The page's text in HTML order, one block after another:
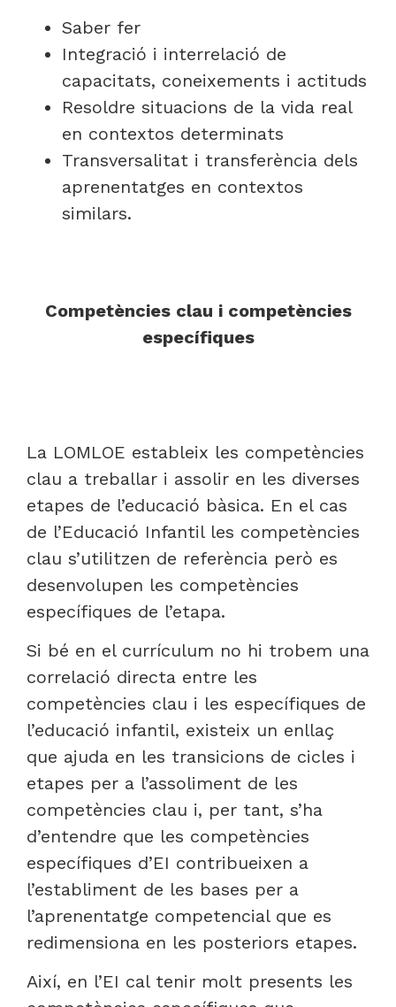
Saber fer
Integració i interrelació de
capacitats, coneixements i actituds
Resoldre situacions de la vida real
en contextos determinats
Transversalitat i transferència dels
aprenentatges en contextos
similars.
Competències clau i competències
específiques
La LOMLOE estableix les competències
clau a treballar i assolir en les diverses
etapes de l’educació bàsica. En el cas
de l’Educació Infantil les competències
clau s’utilitzen de referència però es
desenvolupen les competències
específiques de l’etapa.
Si bé en el currículum no hi trobem una
correlació directa entre les
competències clau i les específiques de
l’educació infantil, existeix un enllaç
que ajuda en les transicions de cicles i
etapes per a l’assoliment de les
competències clau i, per tant, s’ha
d’entendre que les competències
específiques d’EI contribueixen a
l’establiment de les bases per a
l’aprenentatge competencial que es
redimensiona en les posteriors etapes.
Així, en l’EI cal tenir molt presents les